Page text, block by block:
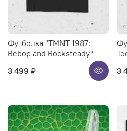
Футболка "TMNT 1987:
Bebop and Rocksteady"
3 499 ₽
3